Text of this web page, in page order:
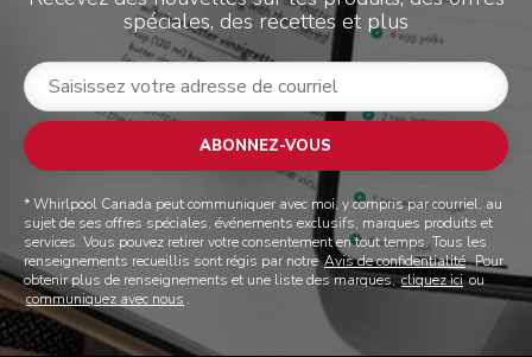
spéciales, des recettes et plus
ABONNEZ-VOUS
* Whirlpool Canada peut communiquer avec moi, y compris par courriel, au
sujet de ses offres spéciales, événements exclusifs, marques produits et
services. Vous pouvez retirer votre consentement en tout temps. Tous les
renseignements recueillis sont régis par notreAvis de confidentialité. Pour
obtenir plus de renseignements et une liste des marques,cliquez iciou
communiquez avec nous .